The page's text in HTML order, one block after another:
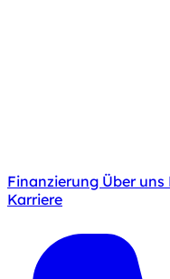
Finanzierung Über uns
Karriere